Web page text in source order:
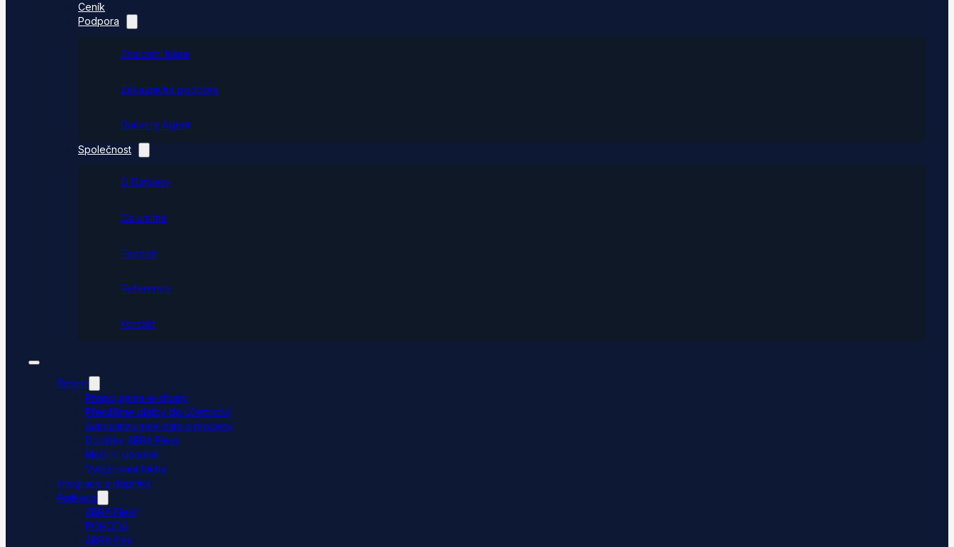
Ceník
Podpora
Znalostní báze
Zákaznická podpora
Dativery Agent
Společnost
O Dativery
Co umíme
Partneři
Reference
Kontakt
Řešení
Propojujeme e-shopy
Přenášíme platby do účetnictví
Automatizujeme data a procesy
Doplňky ABRA Flexi
Mobilní skladník
Vytěžování faktur
Integrace a doplňky
Aplikace
ABRA Flexi
POHODA
ABRA Gen